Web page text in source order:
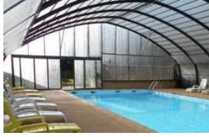
incontournables. On y trouve des
des marais et des étendues de sable
forment en tout un panorama
Marquenterreest également à ne
serait-ce que pour admirer les 300
migrateurs qui peuplent
Que faire lors d’un séjour en camping
pas cher? Certains de ces